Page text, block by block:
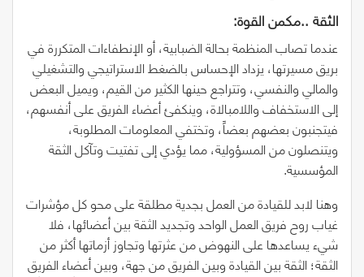
الثقة‭.. ‬مكمن‭ ‬القوة‭:‬
عندما تصاب المنظمة بحالة الضبابية، أو الإنطفاءات المتكررة في
بريق مسيرتها، يزداد الإحساس بالضغط الاستراتيجي والتشغيلي
والمالي والنفسي، وتتراجع حينها الكثير من القيم، ويميل البعض
إلى الاستخفاف واللامبالاة، وينكفئ أعضاء الفريق على أنفسهم،
فيتجنبون بعضهم بعضاً، وتختفي المعلومات المطلوبة،
ويتنصلون من المسؤولية، مما يؤدي إلى تفتيت وتآكل الثقة
المؤسسية.
وهنا لابد للقيادة من العمل بجدية مطلقة على محو كل مؤشرات
غياب روح فريق العمل الواحد وتجديد الثقة بين أعضائها، فلا
شيء يساعدها على النهوض من عثرتها وتجاوز أزماتها أكثر من
الثقة؛ الثقة بين القيادة وبين الفريق من جهة، وبين أعضاء الفريق